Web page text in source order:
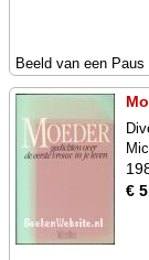
Beeld van een Paus
€